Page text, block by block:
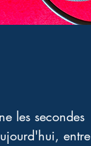
les secondes
entre